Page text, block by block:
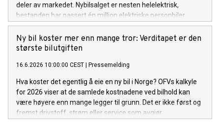
deler av markedet. Nybilsalget er nesten helelektrisk,
bestanden har passert én million elektriske personbiler,
bruktmarkedet får flere elbiler og varebilmarkedet tar nye
elektriske steg. Juni-tallene bekrefter også at elbilen er blitt
førstevalget langt utenfor storbyene.
Ny bil koster mer enn mange tror: Verditapet er den
største bilutgiften
16.6.2026 10:00:00 CEST | Pressemelding
Hva koster det egentlig å eie en ny bil i Norge? OFVs kalkyle
for 2026 viser at de samlede kostnadene ved bilhold kan
være høyere enn mange legger til grunn. Det er ikke først og
fremst drivstoff, strøm eller service som avgjør